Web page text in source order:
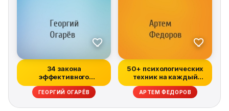
34 закона
эффективного
управления компанией
ГЕОРГИЙ ОГАРЁВ
50+ психологических
техник на каждый
день
АРТЕМ ФЕДОРОВ